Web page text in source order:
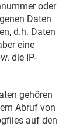
oder
Daten
d.h. Daten
eine
die IP-
gehören
Abruf von
auf den